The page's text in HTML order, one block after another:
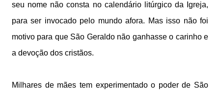
seu nome não consta no calendário litúrgico da Igreja,
para ser invocado pelo mundo afora. Mas isso não foi
motivo para que São Geraldo não ganhasse o carinho e
a devoção dos cristãos.
Milhares de mães tem experimentado o poder de São